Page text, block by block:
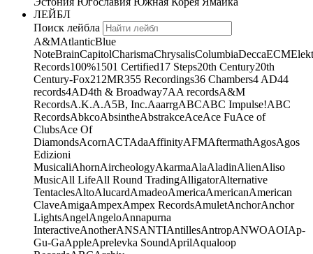
ЛЕЙБЛ
Поиск лейбла
A&MAtlanticBlue
NoteBrainCapitolCharismaChrysalisColumbiaDeccaECM
Records100%1501 Certified17 Steps20th Century20th
Century-Fox21 2MR355 Recordings36 Chambers4 AD44
records4AD4th & Broadway7AA recordsA&M
RecordsA.K.A.A5B, Inc.AaarrgABCABC Impulse!ABC
RecordsAbkcoAbsintheAbstrakceAceAce FuAce of
ClubsAce Of
DiamondsAcornACTAdaAffinityAFMAftermathAgosAgos
Edizioni
MusicaliAhornAircheologyAkarmaAlaAladinAlienAliso
MusicAll LifeAll Round TradingAlligatorAlternative
TentaclesAltoAlucardAmadeoAmericaAmericanAmerican
ClaveAmigaAmpexAmpex RecordsAmuletAnchorAnchor
LightsAngelAngeloAnnapurna
InteractiveAnotherANSANTIAntillesAntropANWOAOIAp-
Gu-GaAppleAprelevka SoundAprilAqualoop